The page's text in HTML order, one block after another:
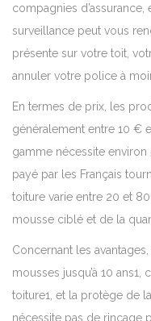
compagnies
surveillance peut vous
présente sur votre toit,
annuler votre police à
En termes de prix, les
généralement entre 10 €
gamme nécessite
payé par les Français
toiture varie entre 20 et
mousse ciblé et de la
Concernant les
mousses jusqu’à 10
toiture1, et la protège de
nécessite pas de rinçage